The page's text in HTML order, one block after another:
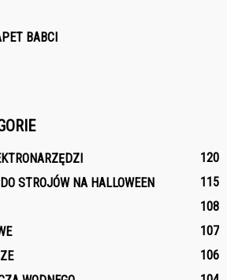
BABCI
120
STROJÓW NA HALLOWEEN
115
108
107
106